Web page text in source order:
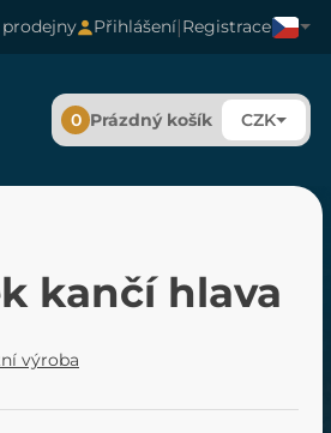
Přihlášení|Registrace
0 Prázdný košík CZK
kančí hlava
výroba